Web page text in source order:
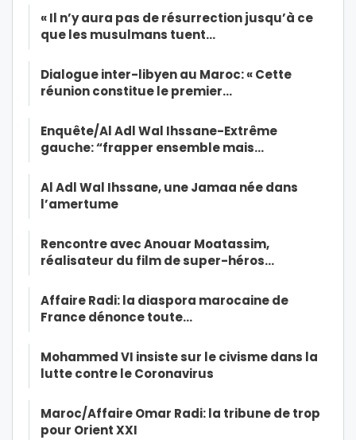
« Il n’y aura pas de résurrection jusqu’à ce
que les musulmans tuent…
Dialogue inter-libyen au Maroc: « Cette
réunion constitue le premier…
Enquête/Al Adl Wal Ihssane-Extrême
gauche: “frapper ensemble mais…
Al Adl Wal Ihssane, une Jamaa née dans
l’amertume
Rencontre avec Anouar Moatassim,
réalisateur du film de super-héros…
Affaire Radi: la diaspora marocaine de
France dénonce toute…
Mohammed VI insiste sur le civisme dans la
lutte contre le Coronavirus
Maroc/Affaire Omar Radi: la tribune de trop
pour Orient XXI